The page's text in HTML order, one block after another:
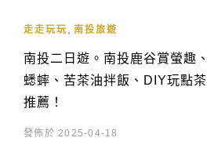
走走玩玩 南投旅遊
南投二日遊。南投鹿谷賞螢趣
蟋蟀、苦茶油拌飯、DIY玩點
推薦！
發佈於 2025-04-18